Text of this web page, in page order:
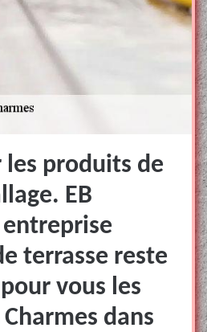
les produits de
EB
terrasse reste
vous les
dans